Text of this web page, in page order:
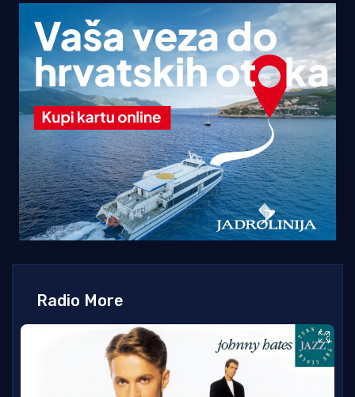
Radio More